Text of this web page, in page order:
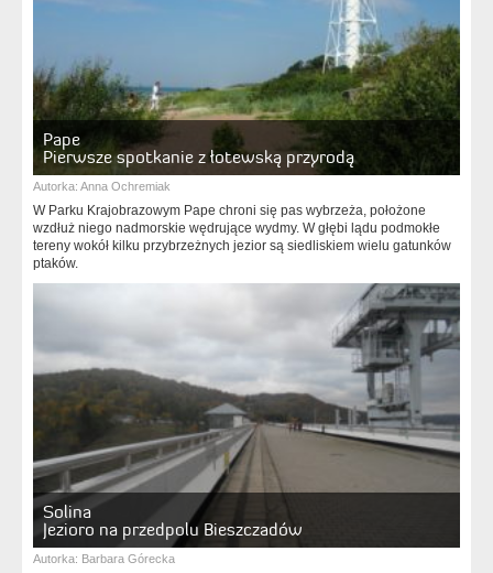
Pape
Pierwsze spotkanie z łotewską przyrodą
Autorka: Anna Ochremiak
W Parku Krajobrazowym Pape chroni się pas wybrzeża, położone
wzdłuż niego nadmorskie wędrujące wydmy. W głębi lądu podmokłe
tereny wokół kilku przybrzeżnych jezior są siedliskiem wielu gatunków
ptaków.
Solina
Jezioro na przedpolu Bieszczadów
Autorka: Barbara Górecka